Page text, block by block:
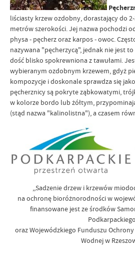
liściasty krzew ozdobny, dorastający do
metrów szerokości. Jej nazwa pochodzi
physa - pęcherz oraz karpos - owoc.
nazywana "pęcherzycą", jednak nie jest
dość blisko spokrewniona z tawułami.
wybieranym ozdobnym krzewem, gdyż
kompozycje i doskonale sprawdza się
pęcherznicy są pokryte ząbkowatymi,
w kolorze bordo lub żółtym,
(stąd nazwa "kalinolistna"), a czasem
,,Sadzenie drzew i krzewów
na ochronę bioróżnorodności w
finansowane jest ze środków
Podkarpackiego
oraz Wojewódzkiego Funduszu
Wodnej w